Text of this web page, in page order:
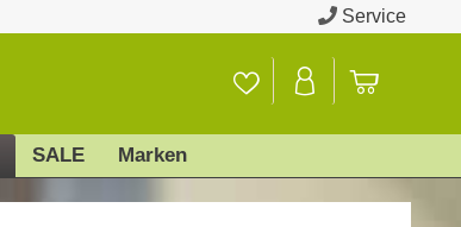
Service
SALE Marken